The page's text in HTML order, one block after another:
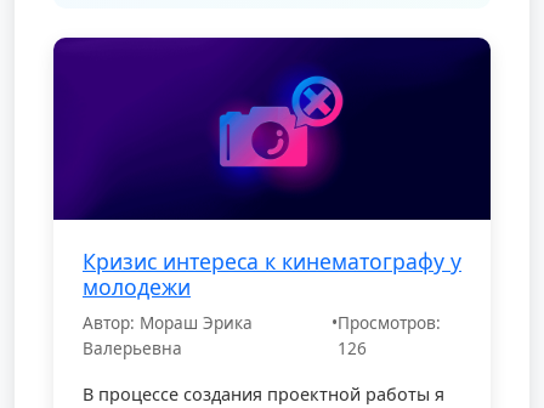
Кризис интереса к кинематографу у
молодежи
Автор: Мораш Эрика
Валерьевна
•Просмотров:
126
В процессе создания проектной работы я